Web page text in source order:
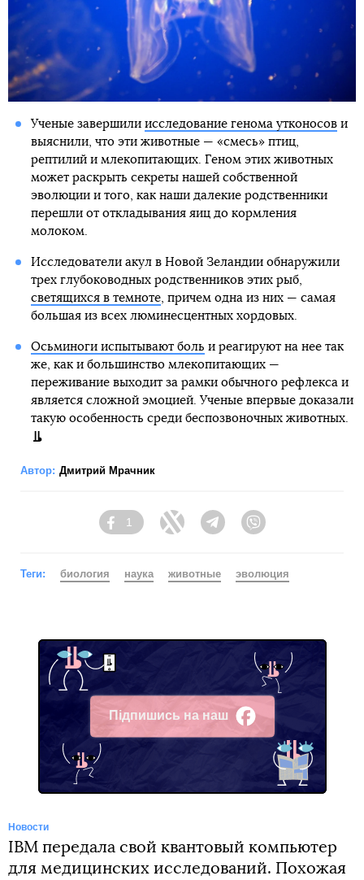
Ученые завершили исследование генома утконосови
выяснили, что эти животные — «смесь» птиц,
рептилий и млекопитающих. Геном этих животных
может раскрыть секреты нашей собственной
эволюции и того, как наши далекие родственники
перешли от откладывания яиц до кормления
молоком.
Исследователи акул в Новой Зеландии обнаружили
трех глубоководных родственников этих рыб,
светящихся в темноте, причем одна из них — самая
большая из всех люминесцентных хордовых.
Осьминоги испытывают боль и реагируют на нее так
же, как и большинство млекопитающих —
переживание выходит за рамки обычного рефлекса и
является сложной эмоцией. Ученые впервые доказали
такую особенность среди беспозвоночных животных.
Автор: Дмитрий Мрачник
Facebook
1
Twitter TelegramViber
Теги: биология наука животные эволюция
Підпишись на наш
Facebook
Новости
IBM передала свой квантовый компьютер
для медицинских исследований. Похожая